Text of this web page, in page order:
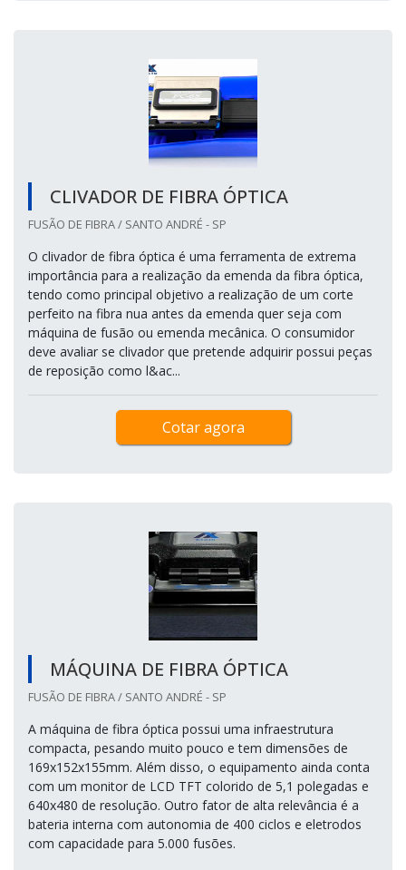
CLIVADOR DE FIBRA ÓPTICA
FUSÃO DE FIBRA / SANTO ANDRÉ - SP
O clivador de fibra óptica é uma ferramenta de extrema
importância para a realização da emenda da fibra óptica,
tendo como principal objetivo a realização de um corte
perfeito na fibra nua antes da emenda quer seja com
máquina de fusão ou emenda mecânica. O consumidor
deve avaliar se clivador que pretende adquirir possui peças
de reposição como l&ac...
Cotar agora
MÁQUINA DE FIBRA ÓPTICA
FUSÃO DE FIBRA / SANTO ANDRÉ - SP
A máquina de fibra óptica possui uma infraestrutura
compacta, pesando muito pouco e tem dimensões de
169x152x155mm. Além disso, o equipamento ainda conta
com um monitor de LCD TFT colorido de 5,1 polegadas e
640x480 de resolução. Outro fator de alta relevância é a
bateria interna com autonomia de 400 ciclos e eletrodos
com capacidade para 5.000 fusões.